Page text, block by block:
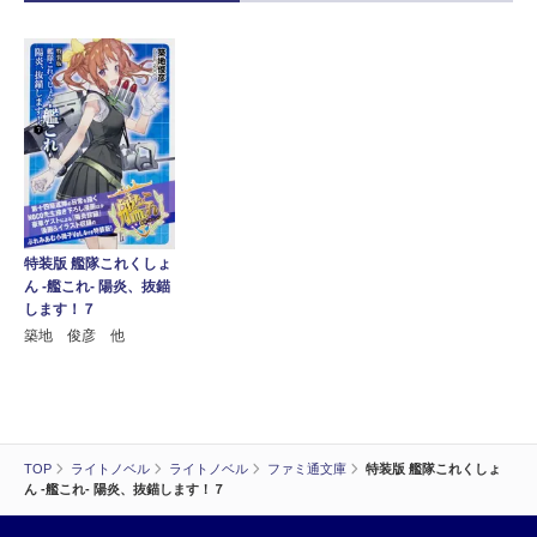
TOP ライトノベル ライトノベル ファミ通文庫
特装版 艦隊これくしょ
ん -艦これ- 陽炎、抜錨します！７
特装版 艦隊これくしょ
ん -艦これ- 陽炎、抜錨
します！７
築地 俊彦 他